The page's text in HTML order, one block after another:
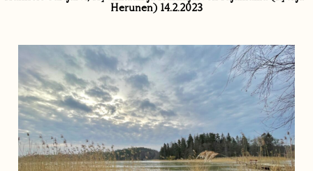
Herunen) 14.2.2023